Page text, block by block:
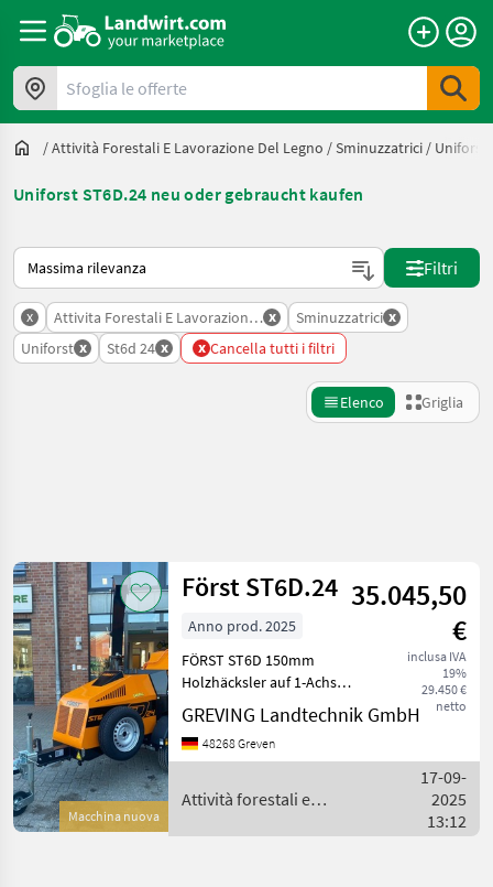
Sfoglia le offerte
/Attività Forestali E Lavorazione Del Legno /Sminuzzatrici / Uniforst
Uniforst ST6D.24 neu oder gebraucht kaufen
Ecco come viene ordinato su Landwirt.com
Filtri
x Attivita Forestali E Lavorazione Del Legno
x Sminuzzatrici x
Uniforst x St6d 24 x x Cancella tutti i filtri
Elenco Griglia
ricerca
Categoria 5 Paese Filtri
PERCORSO
ATTUALE
Settore
forestale
Attivita
Forestali E
Lavorazione
Reimposta
Mostra
1
risultati
Macchina nuova
Först ST6D.24 35.045,50
€
inclusa IVA
19%
29.450 €
netto
Anno prod. 2025
FÖRST ST6D 150mm
Holzhäcksler auf 1-Achs
Fahrgestell
VERBRAUCHSARMER EURO V
MOTOR: 24, 8 PS 4-Zylinder
PATENTIERTE 640 x 25 mm
GREVING Landtechnik GmbH
48268 Greven
Attività forestali e
Uniforst
17-09-
2025
13:12